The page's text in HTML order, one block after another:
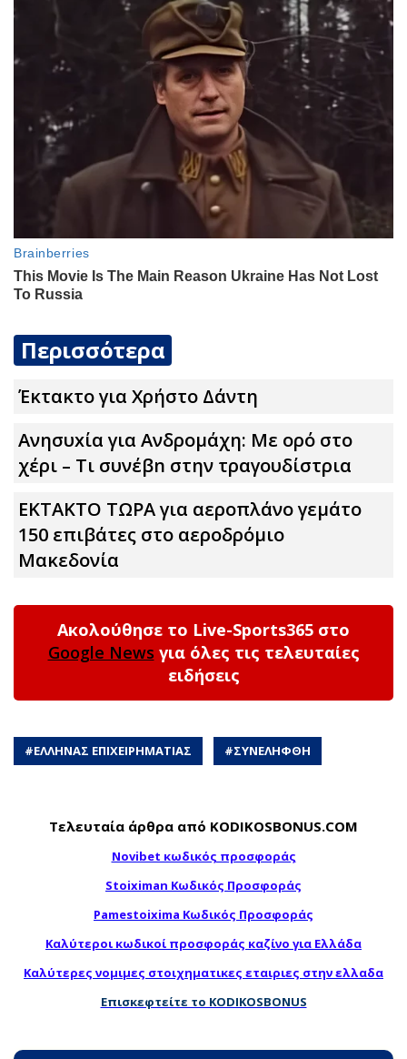
Περισσότερα
Έκτακτο για Χρήστο Δάντη
Ανησυxία για Ανδρομάχη: Με ορό στο
χέρι – Τι συνέβn στην τραγουδίστρια
ΕΚΤΑΚΤΟ ΤΩΡΑ για αεροπλάνο γεμάτο
150 επιβάτες στο αεροδρόμιο
Μακεδονία
Ακολούθησε το Live-Sports365 στο
Google News για όλες τις τελευταίες
ειδήσεις
#ΕΛΛΗΝΑΣ ΕΠΙΧΕΙΡΗΜΑΤΙΑΣ #ΣΥΝΕΛΗΦΘΗ
Τελευταία άρθρα από KODIKOSBONUS.COM
Novibet κωδικός προσφοράς
Stoiximan Κωδικός Προσφοράς
Pamestoixima Κωδικός Προσφοράς
Καλύτεροι κωδικοί προσφοράς καζίνο για Ελλάδα
Καλύτερες νομιμες στοιχηματικες εταιριες στην ελλαδα
Επισκεφτείτε το KODIKOSBONUS